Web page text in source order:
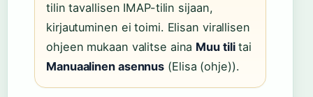
tilin tavallisen IMAP-tilin sijaan,
kirjautuminen ei toimi. Elisan virallisen
ohjeen mukaan valitse aina Muu tilitai
Manuaalinen asennus (Elisa (ohje)).